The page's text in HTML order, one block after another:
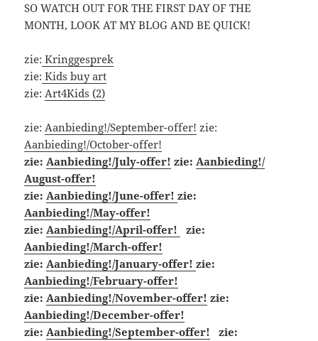
SO WATCH OUT FOR THE FIRST DAY OF THE
MONTH, LOOK AT MY BLOG AND BE QUICK!
zie: Kringgesprek
zie: Kids buy art
zie:Art4Kids (2)
zie:Aanbieding!/September-offer! zie:
Aanbieding!/October-offer!
zie:Aanbieding!/July-offer! zie:Aanbieding!/
August-offer!
zie:Aanbieding!/June-offer!zie:
Aanbieding!/May-offer!
zie:Aanbieding!/April-offer!
zie:
Aanbieding!/March-offer!
zie:Aanbieding!/January-offer!zie:
Aanbieding!/February-offer!
zie:Aanbieding!/November-offer! zie:
Aanbieding!/December-offer!
zie:Aanbieding!/September-offer!
zie: